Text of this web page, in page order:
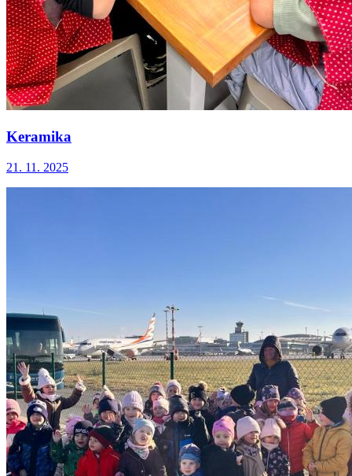
Keramika
21. 11. 2025